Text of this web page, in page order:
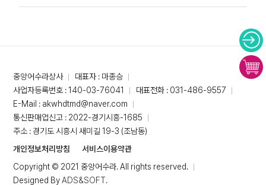
중앙어수라상사
대표자 : 마종승
사업자등록번호 : 140-03-76041
대표전화 : 031-486-9557
E-Mail : akwhdtmd@naver.com
통신판매업신고 : 2022-경기시흥-1685
주소 : 경기도 시흥시 새미길 19-3 (조남동)
개인정보처리방침
서비스이용약관
Copyright © 2021 중앙어수라. All rights reserved.
Designed ByADS&SOFT.